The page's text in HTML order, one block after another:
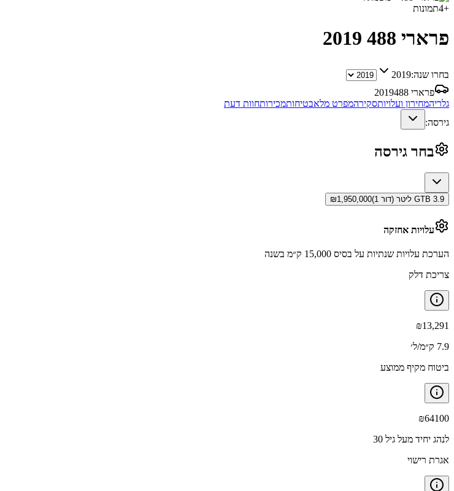
+
4תמונות
פרארי 488 2019
בחרו שנה:2019
פרארי 488
2019
גלריהמחירון ועלויותסקירהמפרט מלאבטיחותמכירותחוות דעת
גירסה:
בחר גירסה
GTB 3.9 ליטר (דור 1) ₪1,950,000
עלויות אחזקה
הערכת עלויות שנתיות על בסיס 15,000 ק״מ בשנה
צריכת דלק
₪13,291
7.9 ק״מ/ל׳
ביטוח מקיף ממוצע
₪64100
לנהג יחיד מעל גיל 30
אגרת רישוי